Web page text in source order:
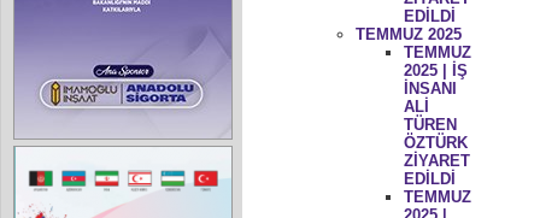
EDİLDİ
TEMMUZ 2025
TEMMUZ
2025 | İŞ
İNSANI
ALİ
TÜREN
ÖZTÜRK
ZİYARET
EDİLDİ
TEMMUZ